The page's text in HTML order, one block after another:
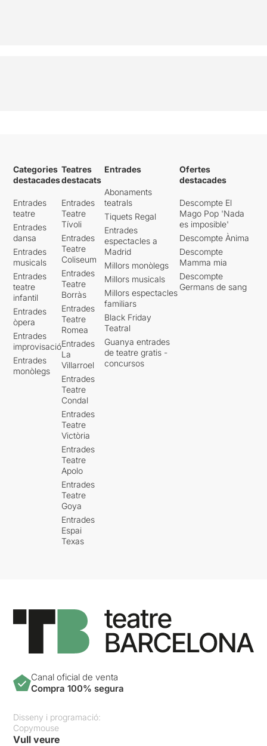
Categories
destacades
Entrades
teatre
Entrades
dansa
Entrades
musicals
Entrades
teatre
infantil
Entrades
òpera
Entrades
improvisació
Entrades
monòlegs
Teatres
destacats
Entrades
Teatre
Tívoli
Entrades
Teatre
Coliseum
Entrades
Teatre
Borràs
Entrades
Teatre
Romea
Entrades
La
Villarroel
Entrades
Teatre
Condal
Entrades
Teatre
Victòria
Entrades
Teatre
Apolo
Entrades
Teatre
Goya
Entrades
Espai
Texas
Entrades
Abonaments
teatrals
Tiquets Regal
Entrades
espectacles a
Madrid
Millors monòlegs
Millors musicals
Millors espectacles
familiars
Black Friday
Teatral
Guanya entrades
de teatre gratis -
concursos
Ofertes
destacades
Descompte El
Mago Pop 'Nada
es imposible'
Descompte Ànima
Descompte
Mamma mia
Descompte
Germans de sang
Canal oficial de venta
Compra 100% segura
Disseny i programació:
Copymouse
Vull veure